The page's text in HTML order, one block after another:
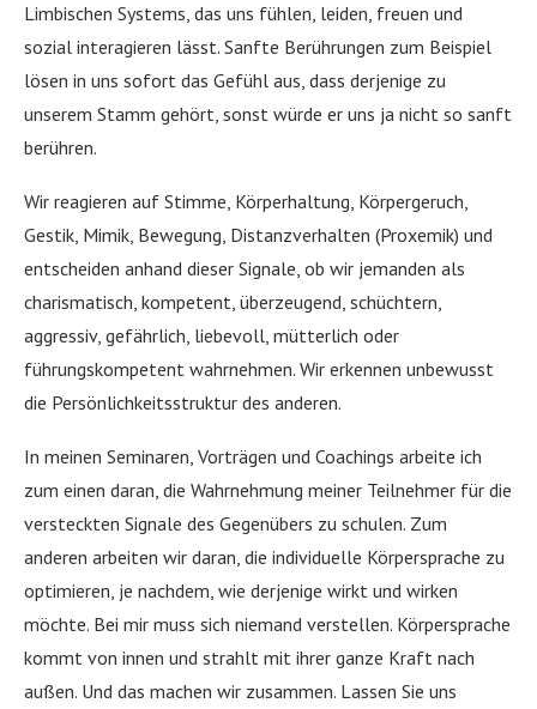
Limbischen Systems, das uns fühlen, leiden, freuen und
sozial interagieren lässt. Sanfte Berührungen zum Beispiel
lösen in uns sofort das Gefühl aus, dass derjenige zu
unserem Stamm gehört, sonst würde er uns ja nicht so sanft
berühren.
Wir reagieren auf Stimme, Körperhaltung, Körpergeruch,
Gestik, Mimik, Bewegung, Distanzverhalten (Proxemik) und
entscheiden anhand dieser Signale, ob wir jemanden als
charismatisch, kompetent, überzeugend, schüchtern,
aggressiv, gefährlich, liebevoll, mütterlich oder
führungskompetent wahrnehmen. Wir erkennen unbewusst
die Persönlichkeitsstruktur des anderen.
In meinen Seminaren, Vorträgen und Coachings arbeite ich
zum einen daran, die Wahrnehmung meiner Teilnehmer für die
versteckten Signale des Gegenübers zu schulen. Zum
anderen arbeiten wir daran, die individuelle Körpersprache zu
optimieren, je nachdem, wie derjenige wirkt und wirken
möchte. Bei mir muss sich niemand verstellen. Körpersprache
kommt von innen und strahlt mit ihrer ganze Kraft nach
außen. Und das machen wir zusammen. Lassen Sie uns